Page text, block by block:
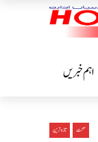
اہم خبریں
تازہ ترین صحت